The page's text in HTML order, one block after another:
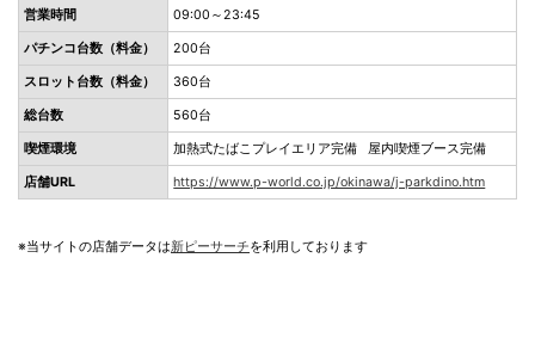
営業時間 09:00～23:45
パチンコ台数（料金） 200台
スロット台数（料金） 360台
総台数 560台
喫煙環境 加熱式たばこプレイエリア完備 屋内喫煙ブース完備
店舗URL https://www.p-world.co.jp/okinawa/j-parkdino.htm
※当サイトの店舗データは新ピーサーチを利用しております